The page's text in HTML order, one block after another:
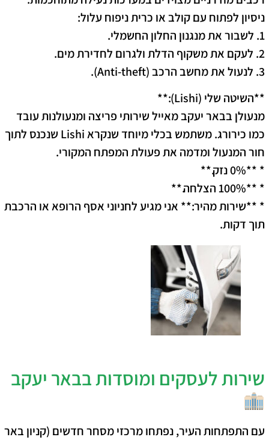
ניסיון לפתוח עם קולב או כרית ניפוח עלול:
1. לשבור את מנגנון החלון החשמלי.
2. לעקם את משקוף הדלת ולגרום לחדירת מים.
3. לנעול את מחשב הרכב (Anti-theft).
**השיטה שלי (Lishi):**
מנעולן בבאר יעקב מאייל שירותי פריצה ומנעולנות עובד
כמו כירורג. משתמש בכלי מיוחד שנקרא Lishi שנכנס לתוך
חור המנעול ומדמה את פעולת המפתח המקורי.
* **0% נזק.**
* **100% הצלחה.**
* **שירות מהיר:** אני מגיע לחניוני אסף הרופא או הרכבת
תוך דקות.
שירות לעסקים ומוסדות בבאר יעקב
עם התפתחות העיר, נפתחו מרכזי מסחר חדשים (קניון באר